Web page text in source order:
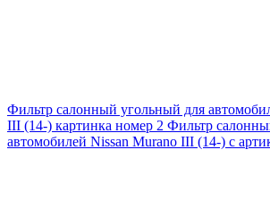
Фильтр салонный угольный для
III (14-) картинка номер 2 Фильтр
автомобилей Nissan Murano III (14-) с